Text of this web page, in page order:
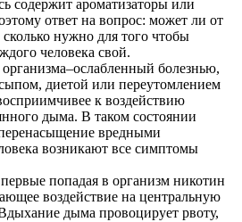
содержит ароматизаторы или
ответ на вопрос: может ли от
нужно для того чтобы
человека свой.
болезнью,
диетой или переутомлением
к воздействию
дыма. В таком состоянии
вредными
возникают все симптомы
попадая в организм никотин
воздействие на центральную
дыма провоцирует рвоту,